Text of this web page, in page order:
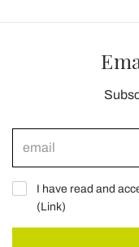
I have read and
(Link)